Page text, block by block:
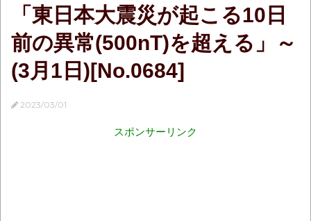
「東日本大震災が起こる10日
前の異常(500nT)を超える」～
(3月1日)[No.0684]
2023/03/01
スポンサーリンク